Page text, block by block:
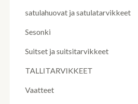
satulahuovat ja satulatarvikkeet
Sesonki
Suitset ja suitsitarvikkeet
TALLITARVIKKEET
Vaatteet